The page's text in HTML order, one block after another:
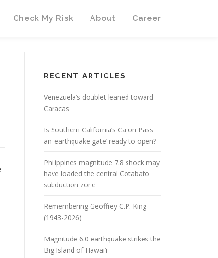
Check My Risk About Career
RECENT ARTICLES
Venezuela’s doublet leaned toward
Caracas
Is Southern California’s Cajon Pass
an ‘earthquake gate’ ready to open?
Philippines magnitude 7.8 shock may
have loaded the central Cotabato
subduction zone
Remembering Geoffrey C.P. King
(1943-2026)
Magnitude 6.0 earthquake strikes the
Big Island of Hawai’i